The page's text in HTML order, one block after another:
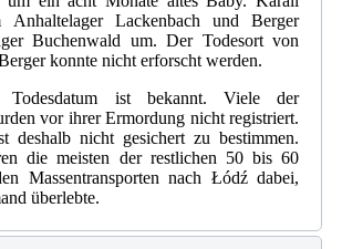
Lackenbach und Berger
Buchenwald um. Der Todesort von
konnte nicht erforscht werden.
Todesdatum ist bekannt. Viele der
vor ihrer Ermordung nicht registriert.
deshalb nicht gesichert zu bestimmen.
die meisten der restlichen 50 bis 60
Massentransporten nach Łódź dabei,
überlebte.